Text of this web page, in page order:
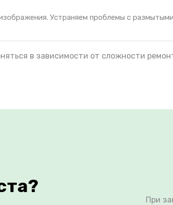
Устраняем проблемы с размытыми
в зависимости от сложности
При